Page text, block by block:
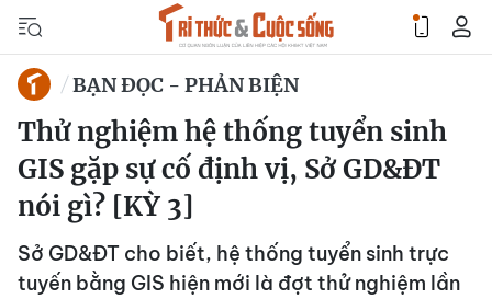
BẠN ĐỌC - PHẢN BIỆN
Thử nghiệm hệ thống tuyển sinh
GIS gặp sự cố định vị, Sở GD&ĐT
nói gì? [KỲ 3]
Sở GD&ĐT cho biết, hệ thống tuyển sinh trực
tuyến bằng GIS hiện mới là đợt thử nghiệm lần